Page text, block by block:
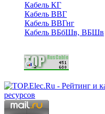
Кабель КГ
Кабель ВВГ
Кабель ВВГнг
Кабель ВБбШв, ВБШв